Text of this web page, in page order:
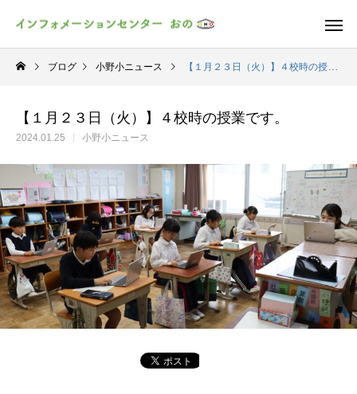
ブログ 小野小ニュース 【１月２３日（火）】４校時の授業です。
【１月２３日（火）】４校時の授業です。
2024.01.25 小野小ニュース